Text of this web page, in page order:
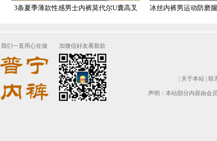
3条夏季薄款性感男士内裤莫代尔U囊高叉
冰丝内裤男运动防磨
关于本站 联
声明：本站部分内容由会
我们一直用心在做 加微信好友看新款